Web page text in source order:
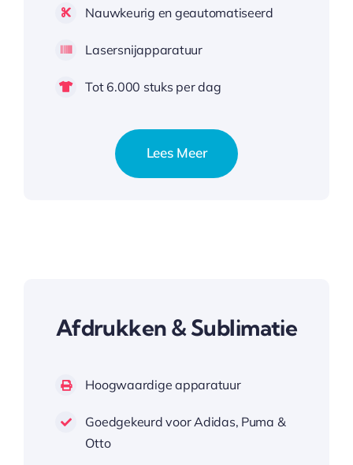
Nauwkeurig en geautomatiseerd
Lasersnijapparatuur
Tot 6.000 stuks per dag
Lees Meer
Afdrukken & Sublimatie
Hoogwaardige apparatuur
Goedgekeurd voor Adidas, Puma &
Otto